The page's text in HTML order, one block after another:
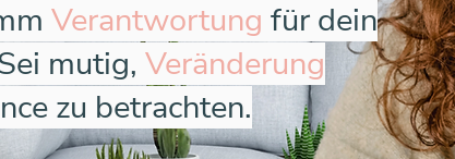
Verantwortung für dein
mutig, Veränderung
zu betrachten.